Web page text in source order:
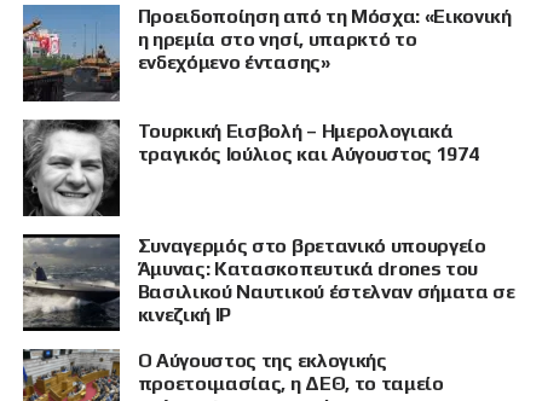
ΠΡΟΒΟΛΗ
Προειδοποίηση από τη Μόσχα: «Εικονική
η ηρεμία στο νησί, υπαρκτό το
ενδεχόμενο έντασης»
Τουρκική Εισβολή – Ημερολογιακά
τραγικός Ιούλιος και Αύγουστος 1974
Συναγερμός στο βρετανικό υπουργείο
Άμυνας: Κατασκοπευτικά drones του
Βασιλικού Ναυτικού έστελναν σήματα σε
κινεζική IP
Ο Αύγουστος της εκλογικής
προετοιμασίας, η ΔΕΘ, το ταμείο